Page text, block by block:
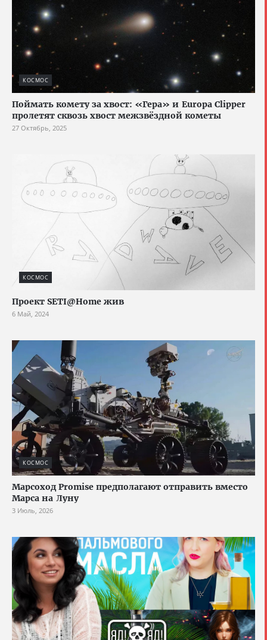
КОСМОС
Поймать комету за хвост: «Гера» и Europa Clipper
пролетят сквозь хвост межзвёздной кометы
27 Октябрь, 2025
КОСМОС
Проект SETI@Home жив
6 Май, 2024
КОСМОС
Марсоход Promise предполагают отправить вместо
Марса на Луну
3 Июль, 2026